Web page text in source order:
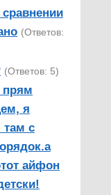
(Ответов:
(Ответов: 5)
прям
я
там с
айфон